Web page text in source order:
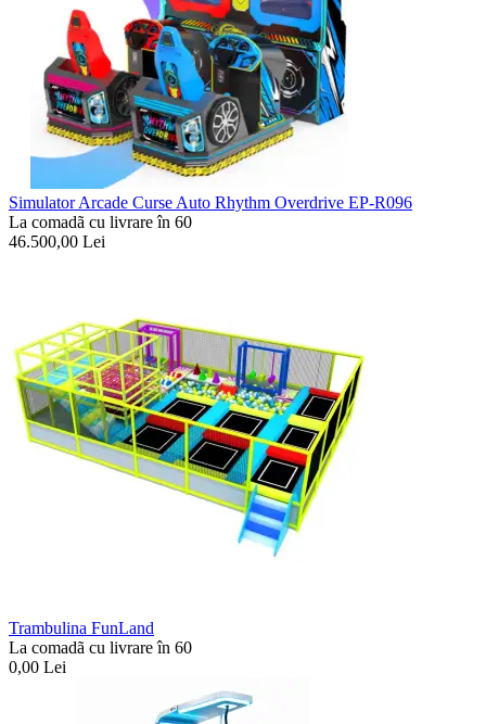
Simulator Arcade Curse Auto Rhythm Overdrive EP-R096
La comadã cu livrare în 60
46.500,00 Lei
Trambulina FunLand
La comadã cu livrare în 60
0,00 Lei